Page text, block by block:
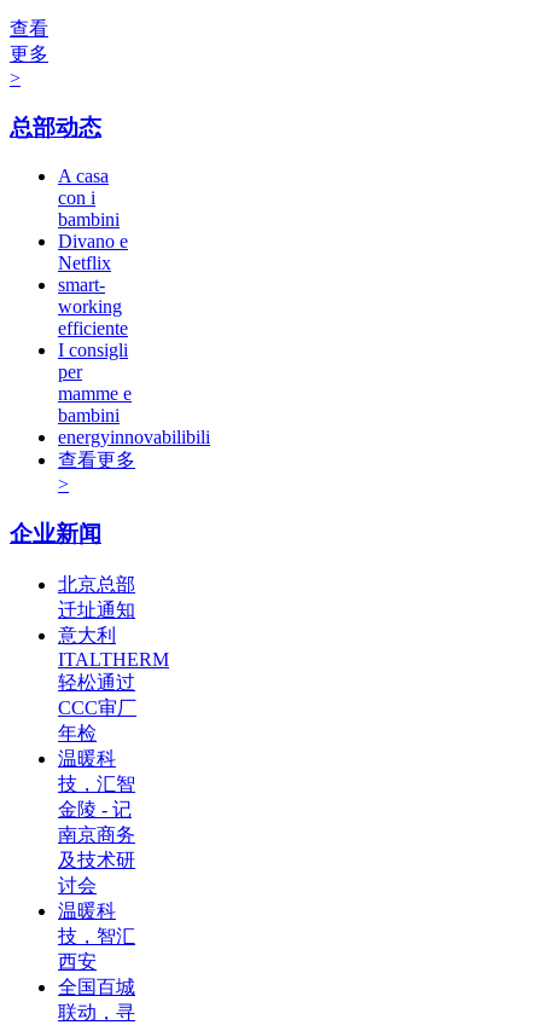
查看
更多
>
总部动态
A casa
con i
bambini
Divano e
Netflix
smart-
working
efficiente
I consigli
per
mamme e
bambini
energyinnovabilibili
查看更多
>
企业新闻
北京总部
迁址通知
意大利
ITALTHERM
轻松通过
CCC审厂
年检
温暖科
技，汇智
金陵 - 记
南京商务
及技术研
讨会
温暖科
技，智汇
西安
全国百城
联动，寻